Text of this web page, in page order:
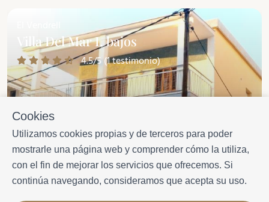
Cookies
Utilizamos cookies propias y de terceros para poder
mostrarle una página web y comprender cómo la utiliza,
con el fin de mejorar los servicios que ofrecemos. Si
continúa navegando, consideramos que acepta su uso.
Villa Del Mar I, bajos
4.5/5 (1 testimonio)